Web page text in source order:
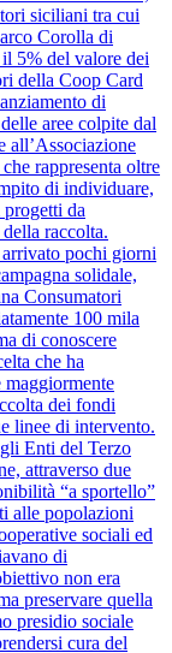
siciliani tra cui
Corolla di
5% del valore dei
della Coop Card
di
aree colpite dal
all’Associazione
rappresenta oltre
di individuare,
da
raccolta.
pochi giorni
solidale,
Consumatori
100 mila
di conoscere
che ha
dei fondi
linee di intervento.
Enti del Terzo
attraverso due
“a sportello”
alle popolazioni
sociali ed
di
non era
preservare quella
presidio sociale
cura del